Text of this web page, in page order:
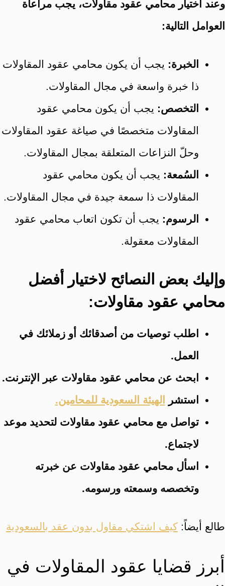
وعند اختيار محامي عقود مقاولات، يجب مراعاة
العوامل التالية:
الخبرة: يجب أن يكون محامي عقود المقاولات
ذا خبرة واسعة في مجال المقاولات.
التخصص: يجب أن يكون محامي عقود
المقاولات متخصصًا في صياغة عقود المقاولات
وحلّ النزاعات المتعلقة بمجال المقاولات.
السُمعة: يجب أن يكون محامي عقود
المقاولات ذا سمعة جيدة في مجال المقاولات.
الرسوم: يجب أن تكون اتعاب محامي عقود
المقاولات معقولة.
وإليك بعض النصائح لاختيار أفضل
محامي عقود مقاولات:
اطلب توصيات من أصدقائك أو زملائك في
العمل.
ابحث عن محامي عقود مقاولات عبر الإنترنت.
استشر
الهيئة السعودية للمحامين.
تواصل مع محامي عقود مقاولات لتحديد موعد
لاجتماع.
اسأل محامي عقود مقاولات عن خبرته
وتخصصه وسمعته ورسومه.
طالع أيضاً: كيف اشتكي مقاول بدون عقد بالسعودية
أبرز قضايا عقود المقاولات في